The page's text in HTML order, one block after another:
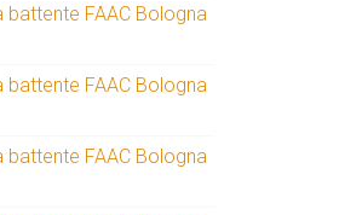
battente FAAC Bologna
battente FAAC Bologna
battente FAAC Bologna